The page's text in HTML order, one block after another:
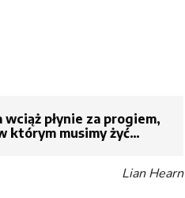
płynie za progiem,
którym musimy żyć…
Lian Hearn